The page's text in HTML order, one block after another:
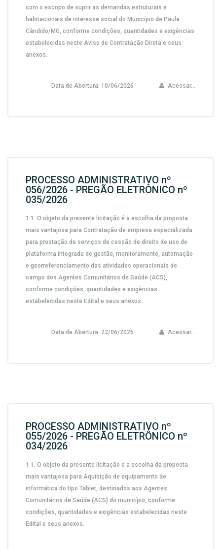
com o escopo de suprir as demandas estruturais e
habitacionais de interesse social do Município de Paula
Cândido/MG, conforme condições, quantidades e exigências
estabelecidas neste Aviso de Contratação Direta e seus
anexos.
Data de Abertura: 10/06/2026 Acessar...
PROCESSO ADMINISTRATIVO nº
056/2026 - PREGÃO ELETRÔNICO nº
035/2026
1.1. O objeto da presente licitação é a escolha da proposta
mais vantajosa para Contratação de empresa especializada
para prestação de serviços de cessão de direito de uso de
plataforma integrada de gestão, monitoramento, automação
e georreferenciamento das atividades operacionais de
campo dos Agentes Comunitários de Saúde (ACS),
conforme condições, quantidades e exigências
estabelecidas neste Edital e seus anexos.
Data de Abertura: 22/06/2026 Acessar...
PROCESSO ADMINISTRATIVO nº
055/2026 - PREGÃO ELETRÔNICO nº
034/2026
1.1. O objeto da presente licitação é a escolha da proposta
mais vantajosa para Aquisição de equipamento de
informática do tipo Tablet, destinados aos Agentes
Comunitários de Saúde (ACS) do município, conforme
condições, quantidades e exigências estabelecidas neste
Edital e seus anexos.